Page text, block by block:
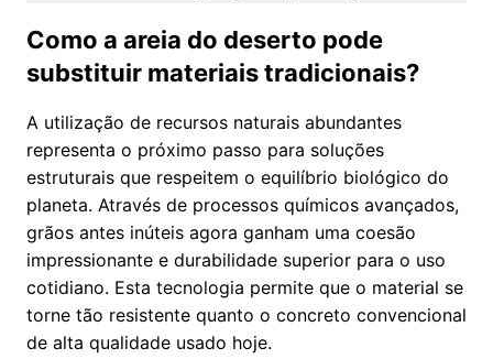
Como a areia do deserto pode
substituir materiais tradicionais?
A utilização de recursos naturais abundantes
representa o próximo passo para soluções
estruturais que respeitem o equilíbrio biológico do
planeta. Através de processos químicos avançados,
grãos antes inúteis agora ganham uma coesão
impressionante e durabilidade superior para o uso
cotidiano. Esta tecnologia permite que o material se
torne tão resistente quanto o concreto convencional
de alta qualidade usado hoje.